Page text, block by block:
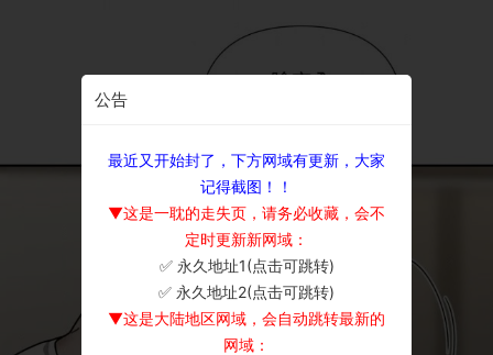
公告
最近又开始封了，下方网域有更新，大家
记得截图！！
▼这是一耽的走失页，请务必收藏，会不
定时更新新网域：
✅ 永久地址1(点击可跳转)
✅ 永久地址2(点击可跳转)
▼这是大陆地区网域，会自动跳转最新的
网域：